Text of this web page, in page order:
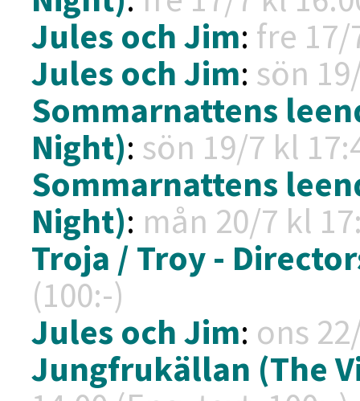
Jules och Jim: fre
Jules och Jim: sön
Sommarnattens
Night): sön 19/7 kl
Sommarnattens
Night): mån 20/7 kl
Troja / Troy -
(100:-)
Jules och Jim: ons
Jungfrukällan (The